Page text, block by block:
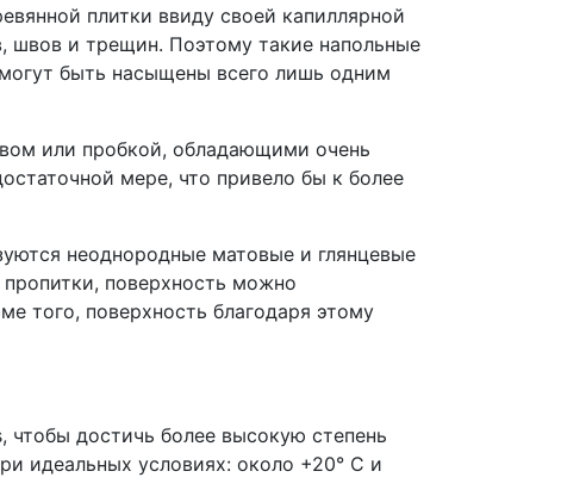
плитки ввиду своей капиллярной
швов и трещин. Поэтому такие напольные
быть насыщены всего лишь одним
или пробкой, обладающими очень
мере, что привело бы к более
неоднородные матовые и глянцевые
пропитки, поверхность можно
того, поверхность благодаря этому
достичь более высокую степень
идеальных условиях: около +20° C и